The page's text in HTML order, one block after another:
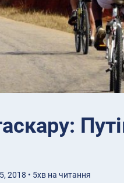
2018 • 5хв на читання